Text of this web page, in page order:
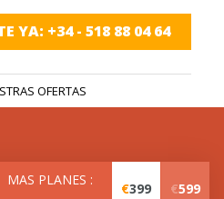
YA: +34 - 518 88 04 64
OFERTAS
MAS PLANES :
€399 €599